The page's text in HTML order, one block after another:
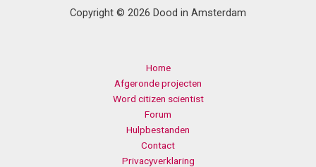
Copyright © 2026 Dood in Amsterdam
Home
Afgeronde projecten
Word citizen scientist
Forum
Hulpbestanden
Contact
Privacyverklaring